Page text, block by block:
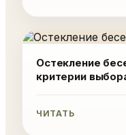
Остекление
критерии
ЧИТАТЬ